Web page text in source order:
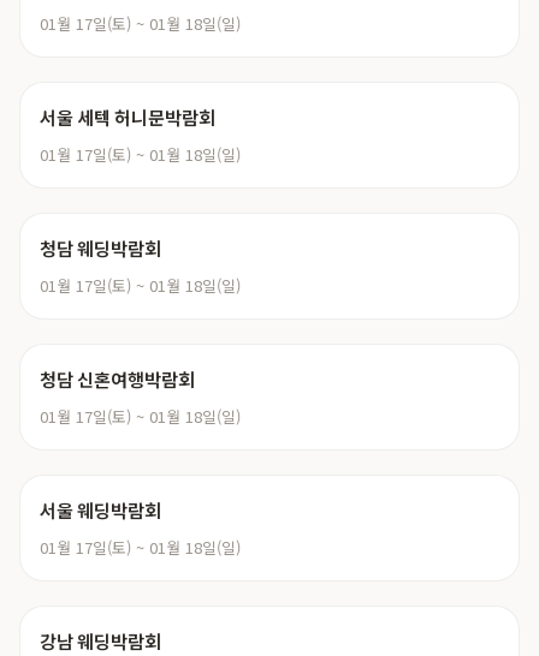
01월 17일(토) ~ 01월 18일(일)
서울 세텍 허니문박람회
01월 17일(토) ~ 01월 18일(일)
청담 웨딩박람회
01월 17일(토) ~ 01월 18일(일)
청담 신혼여행박람회
01월 17일(토) ~ 01월 18일(일)
서울 웨딩박람회
01월 17일(토) ~ 01월 18일(일)
강남 웨딩박람회